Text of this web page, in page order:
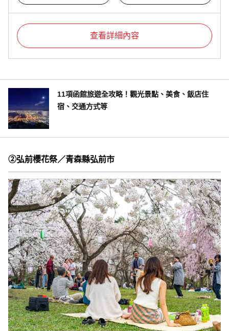
查看詳細內容
11項函館旅遊全攻略！觀光景點、美食、飯店住
宿、交通方式等
②弘前櫻花祭／青森縣弘前市